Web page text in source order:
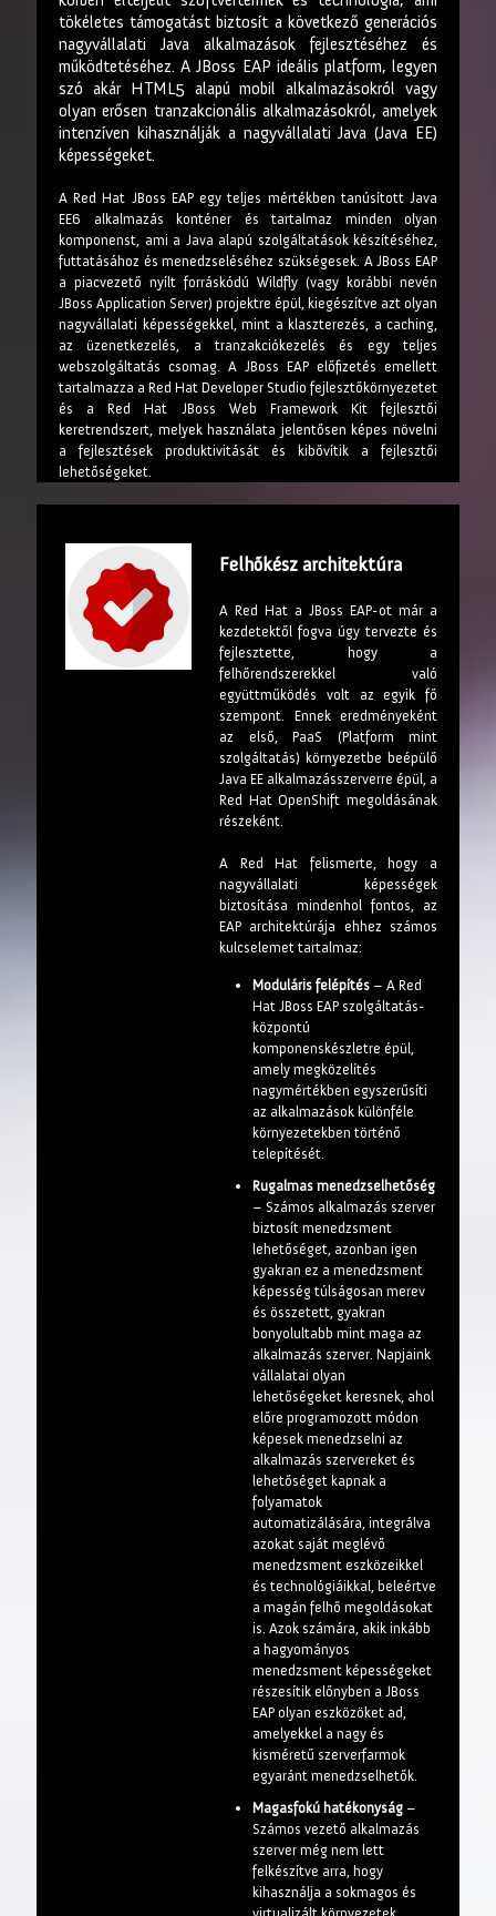
tökéletes támogatást biztosít a következő generációs
nagyvállalati Java alkalmazások fejlesztéséhez és
működtetéséhez. A JBoss EAP ideális platform, legyen
szó akár HTML5 alapú mobil alkalmazásokról vagy
olyan erősen tranzakcionális alkalmazásokról, amelyek
intenzíven kihasználják a nagyvállalati Java (Java EE)
képességeket.
A Red Hat JBoss EAP egy teljes mértékben tanúsított Java
EE6 alkalmazás konténer és tartalmaz minden olyan
komponenst, ami a Java alapú szolgáltatások készítéséhez,
futtatásához és menedzseléséhez szükségesek. A JBoss EAP
a piacvezető nyílt forráskódú Wildfly (vagy korábbi nevén
JBoss Application Server) projektre épül, kiegészítve azt olyan
nagyvállalati képességekkel, mint a klaszterezés, a caching,
az üzenetkezelés, a tranzakciókezelés és egy teljes
webszolgáltatás csomag. A JBoss EAP előfizetés emellett
tartalmazza a Red Hat Developer Studio fejlesztőkörnyezetet
és a Red Hat JBoss Web Framework Kit fejlesztői
keretrendszert, melyek használata jelentősen képes növelni
a fejlesztések produktivitását és kibővítik a fejlesztői
lehetőségeket.
Felhőkész architektúra
A Red Hat a JBoss EAP-ot már a
kezdetektől fogva úgy tervezte és
fejlesztette, hogy a
felhőrendszerekkel való
együttműködés volt az egyik fő
szempont. Ennek eredményeként
az első, PaaS (Platform mint
szolgáltatás) környezetbe beépülő
Java EE alkalmazásszerverre épül, a
Red Hat OpenShift megoldásának
részeként.
A Red Hat felismerte, hogy a
nagyvállalati képességek
biztosítása mindenhol fontos, az
EAP architektúrája ehhez számos
kulcselemet tartalmaz:
Moduláris felépítés – A Red
Hat JBoss EAP szolgáltatás-
központú
komponenskészletre épül,
amely megközelítés
nagymértékben egyszerűsíti
az alkalmazások különféle
környezetekben történő
telepítését.
Rugalmas menedzselhetőség
– Számos alkalmazás szerver
biztosít menedzsment
lehetőséget, azonban igen
gyakran ez a menedzsment
képesség túlságosan merev
és összetett, gyakran
bonyolultabb mint maga az
alkalmazás szerver. Napjaink
vállalatai olyan
lehetőségeket keresnek, ahol
előre programozott módon
képesek menedzselni az
alkalmazás szervereket és
lehetőséget kapnak a
folyamatok
automatizálására, integrálva
azokat saját meglévő
menedzsment eszközeikkel
és technológiáikkal, beleértve
a magán felhő megoldásokat
is. Azok számára, akik inkább
a hagyományos
menedzsment képességeket
részesítik előnyben a JBoss
EAP olyan eszközöket ad,
amelyekkel a nagy és
kisméretű szerverfarmok
egyaránt menedzselhetők.
Magasfokú hatékonyság –
Számos vezető alkalmazás
szerver még nem lett
felkészítve arra, hogy
kihasználja a sokmagos és